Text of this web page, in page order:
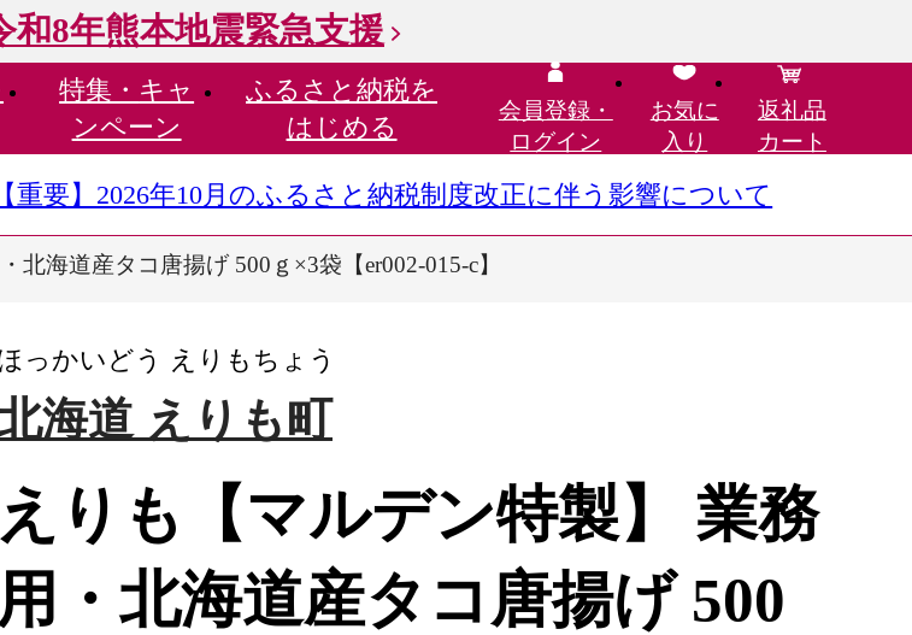
和8年熊本地震緊急支援
特集・ キャ
ンペーン
ふるさと納税を
はじめる
会員登録・
ログイン
お気に
入り
返礼品
カート
【重要】2026年10月のふるさと納税制度改正に伴う影響について
北海道産タコ唐揚げ 500ｇ×3袋【er002-015-c】
っかいどう えりもちょう
海道 えりも町
えりも【マルデン特製】 業務
用・北海道産タコ唐揚げ 500